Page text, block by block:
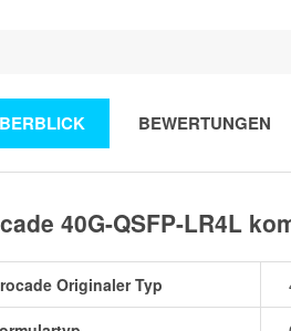
BEWERTUNGEN
40G-QSFP-LR4L
Originaler Typ